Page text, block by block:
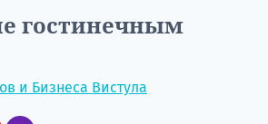
гостинечным
и Бизнеса Вистула